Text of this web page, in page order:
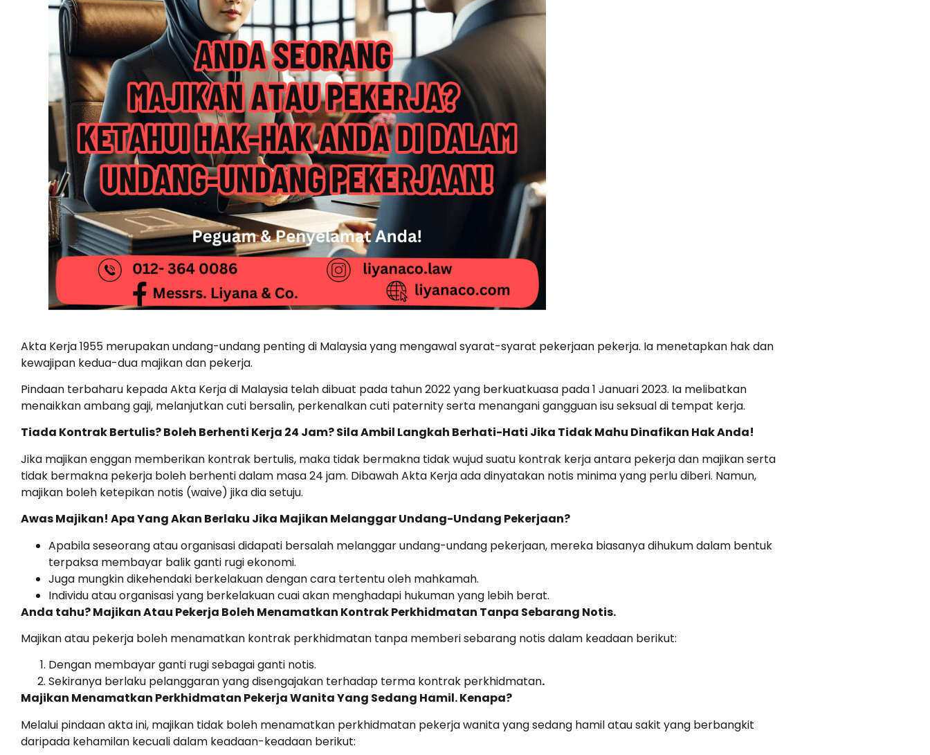
Akta Kerja 1955 merupakan undang-undang penting di Malaysia yang mengawal syarat-syarat pekerjaan pekerja. Ia menetapkan hak dan
kewajipan kedua-dua majikan dan pekerja.
Pindaan terbaharu kepada Akta Kerja di Malaysia telah dibuat pada tahun 2022 yang berkuatkuasa pada 1 Januari 2023. Ia melibatkan
menaikkan ambang gaji, melanjutkan cuti bersalin, perkenalkan cuti paternity serta menangani gangguan isu seksual di tempat kerja.
Tiada Kontrak Bertulis? Boleh Berhenti Kerja 24 Jam? Sila Ambil Langkah Berhati-Hati Jika Tidak Mahu Dinafikan Hak Anda!
Jika majikan enggan memberikan kontrak bertulis, maka tidak bermakna tidak wujud suatu kontrak kerja antara pekerja dan majikan serta
tidak bermakna pekerja boleh berhenti dalam masa 24 jam. Dibawah Akta Kerja ada dinyatakan notis minima yang perlu diberi. Namun,
majikan boleh ketepikan notis (waive) jika dia setuju.
Awas Majikan! Apa Yang Akan Berlaku Jika Majikan Melanggar Undang-Undang Pekerjaan?
Apabila seseorang atau organisasi didapati bersalah melanggar undang-undang pekerjaan, mereka biasanya dihukum dalam bentuk
terpaksa membayar balik ganti rugi ekonomi.
Juga mungkin dikehendaki berkelakuan dengan cara tertentu oleh mahkamah.
Individu atau organisasi yang berkelakuan cuai akan menghadapi hukuman yang lebih berat.
Anda tahu? Majikan Atau Pekerja Boleh Menamatkan Kontrak Perkhidmatan Tanpa Sebarang Notis.
Majikan atau pekerja boleh menamatkan kontrak perkhidmatan tanpa memberi sebarang notis dalam keadaan berikut:
Dengan membayar ganti rugi sebagai ganti notis.
Sekiranya berlaku pelanggaran yang disengajakan terhadap terma kontrak perkhidmatan.
Majikan Menamatkan Perkhidmatan Pekerja Wanita Yang Sedang Hamil. Kenapa?
Melalui pindaan akta ini, majikan tidak boleh menamatkan perkhidmatan pekerja wanita yang sedang hamil atau sakit yang berbangkit
daripada kehamilan kecuali dalam keadaan-keadaan berikut: